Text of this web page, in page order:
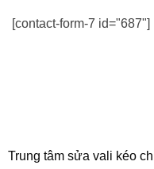
[contact-form-7 id="687"]
Trung tâm sửa vali kéo